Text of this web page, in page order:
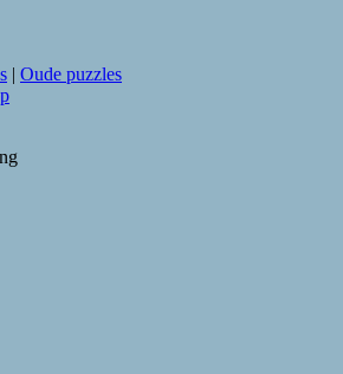
| Oude puzzles